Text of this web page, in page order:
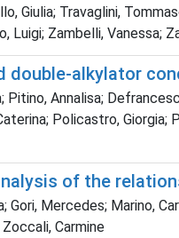
Giulia; Travaglini,
Luigi; Zambelli, Vanessa;
double-alkylator
Annalisa;
Policastro, Giorgia;
of the
Gori, Mercedes; Marino,
Carmine